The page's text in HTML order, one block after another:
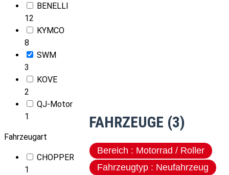
BENELLI
12
KYMCO
8
SWM
3
KOVE
2
QJ-Motor
1
Fahrzeugart
CHOPPER
1
FAHRZEUGE (3)
Bereich : Motorrad / Roller
Fahrzeugtyp : Neufahrzeug